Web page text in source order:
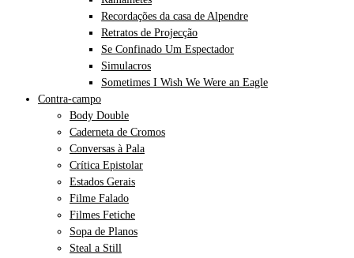
Recordações da casa de Alpendre
Retratos de Projecção
Se Confinado Um Espectador
Simulacros
Sometimes I Wish We Were an Eagle
Contra-campo
Body Double
Caderneta de Cromos
Conversas à Pala
Crítica Epistolar
Estados Gerais
Filme Falado
Filmes Fetiche
Sopa de Planos
Steal a Still